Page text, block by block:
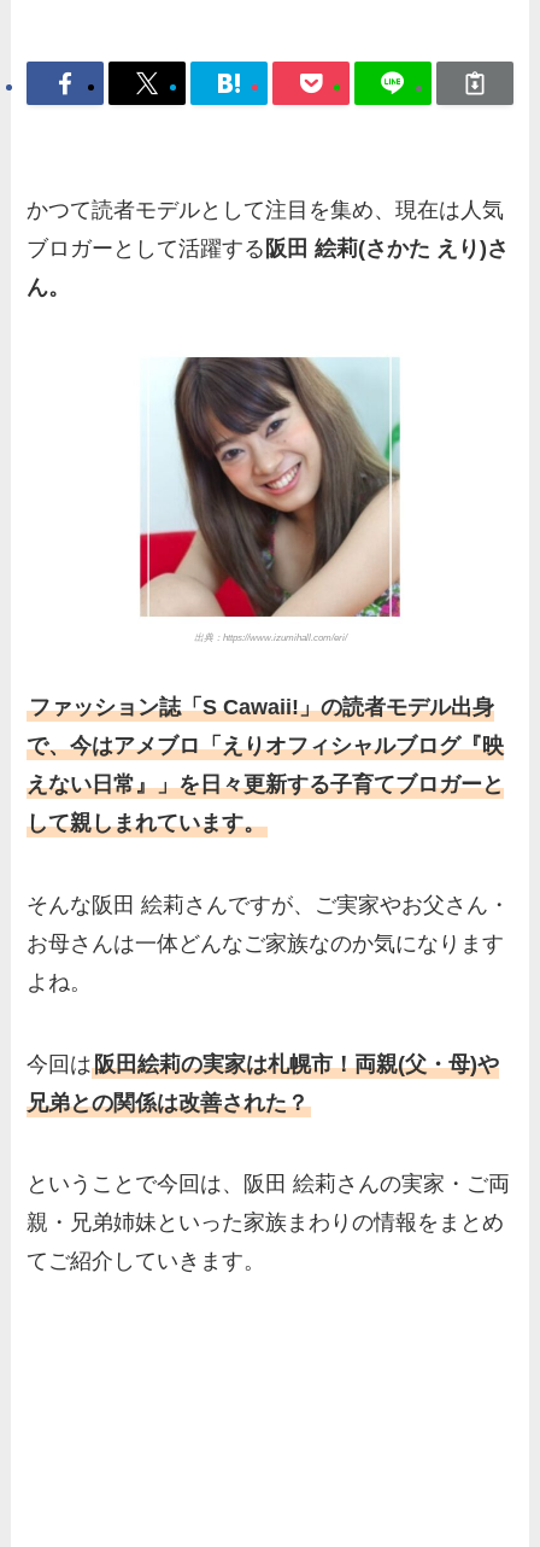
かつて読者モデルとして注目を集め、現在は人気
ブロガーとして活躍する 阪田 絵莉(さかた えり)さ
ん。
出典：https://www.izumihall.com/eri/
ファッション誌「S Cawaii!」の読者モデル出身
で、今はアメブロ「えりオフィシャルブログ『映
えない日常』」を日々更新する子育てブロガーと
して親しまれています。
そんな阪田 絵莉さんですが、ご実家やお父さん・
お母さんは一体どんなご家族なのか気になります
よね。
今回は阪田絵莉の実家は札幌市！両親(父・母)や
兄弟との関係は改善された？
ということで今回は、阪田 絵莉さんの実家・ご両
親・兄弟姉妹といった家族まわりの情報をまとめ
てご紹介していきます。